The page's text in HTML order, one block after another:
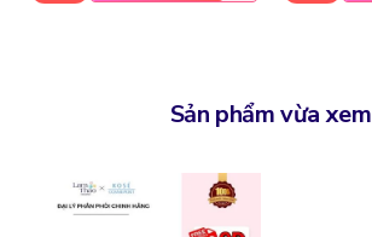
Sản phẩm vừa xem